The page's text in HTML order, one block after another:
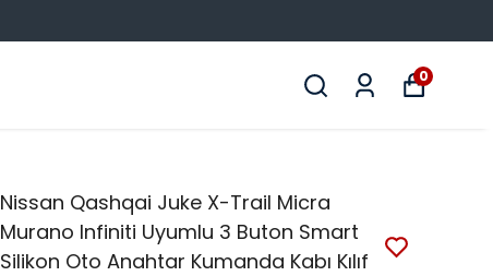
0
Nissan Qashqai Juke X-Trail Micra
Murano Infiniti Uyumlu 3 Buton Smart
Silikon Oto Anahtar Kumanda Kabı Kılıf